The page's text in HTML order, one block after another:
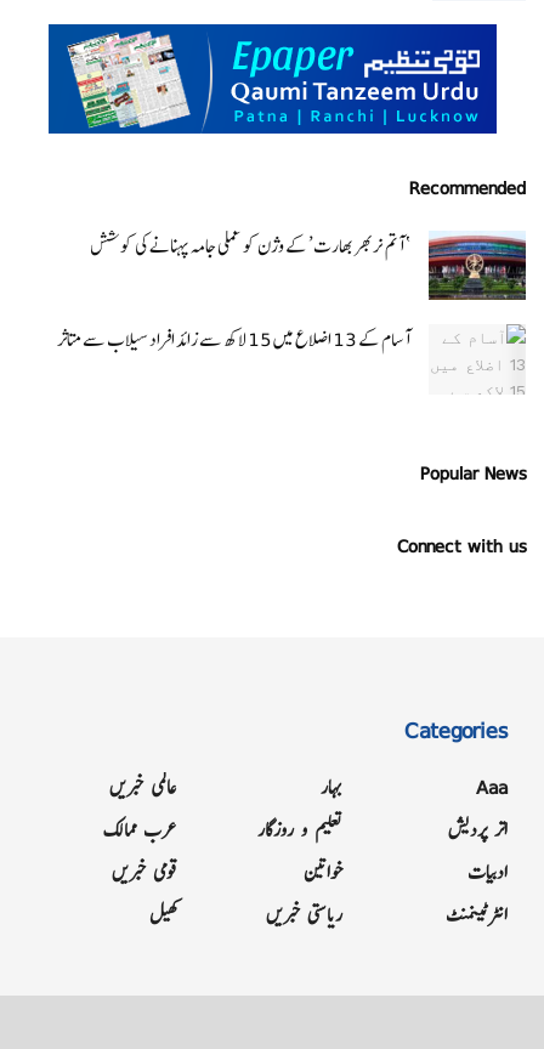
Recommended
‘ آتم نربھر بھارت’ کے وژن کو عملی جامہ پہنانے کی کوشش
آسام کے 13 اضلاع میں 15 لاکھ سے زائد افراد سیلاب سے متاثر
Popular News
Connect with us
Categories
Aaa
اتر پردیش
ادبیات
انٹرٹینمنٹ
بہار
تعلیم و روزگار
خواتین
ریاستی خبریں
عالمی خبریں
عرب ممالک
قومی خبریں
کھیل